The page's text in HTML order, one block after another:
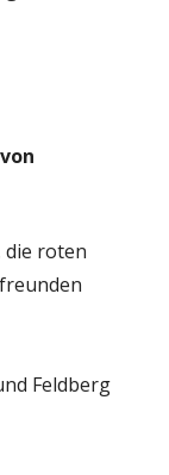
die roten
Feldberg